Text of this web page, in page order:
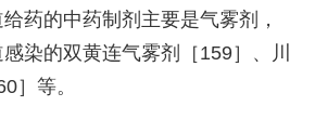
药的中药制剂主要是气雾剂，
染的双黄连气雾剂［159］、川
］等。